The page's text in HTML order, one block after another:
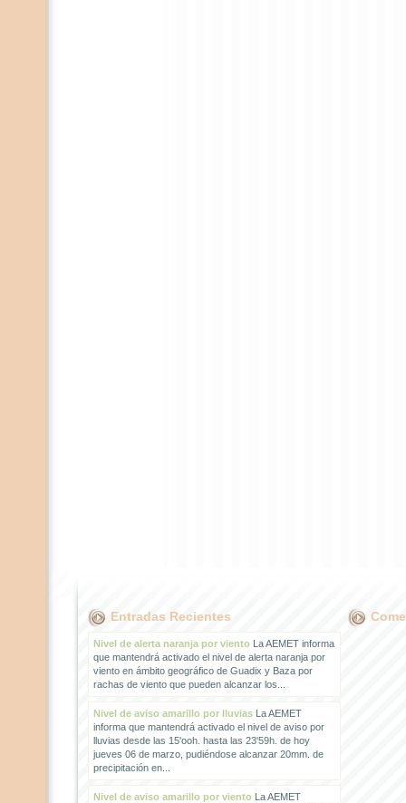
Entradas Recientes
Nivel de alerta naranja por vientoLa AEMET informa
que mantendrá activado el nivel de alerta naranja por
viento en ámbito geográfico de Guadix y Baza por
rachas de viento que pueden alcanzar los...
Nivel de aviso amarillo por lluviasLa AEMET
informa que mantendrá activado el nivel de aviso por
lluvias desde las 15'ooh. hasta las 23'59h. de hoy
jueves 06 de marzo, pudiéndose alcanzar 20mm. de
precipitación en...
Nivel de aviso amarillo por vientoLa AEMET